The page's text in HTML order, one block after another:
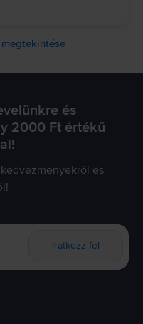
a bizalmat, és sok
és
2000 Ft értékű
és
Iratkozz fel